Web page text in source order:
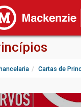
Cartas de